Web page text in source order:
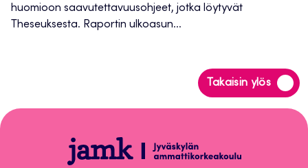
huomioon saavutettavuusohjeet, jotka löytyvät
Theseuksesta. Raportin ulkoasun...
Takaisin ylös
Siirry
takaisin
Opinnäytetyön
raportointiohje